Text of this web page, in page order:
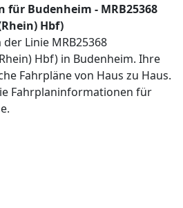
für Budenheim - MRB25368
Hbf)
der Linie MRB25368
Hbf) in Budenheim. Ihre
Fahrpläne von Haus zu Haus.
Fahrplaninformationen für